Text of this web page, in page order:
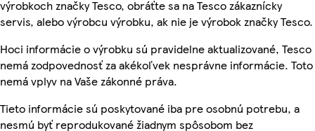
výrobkoch značky Tesco, obráťte sa na Tesco zákaznícky
servis, alebo výrobcu výrobku, ak nie je výrobok značky Tesco.
Hoci informácie o výrobku sú pravidelne aktualizované, Tesco
nemá zodpovednosť za akékoľvek nesprávne informácie. Toto
nemá vplyv na Vaše zákonné práva.
Tieto informácie sú poskytované iba pre osobnú potrebu, a
nesmú byť reprodukované žiadnym spôsobom bez